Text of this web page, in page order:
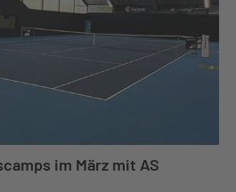
im März mit AS